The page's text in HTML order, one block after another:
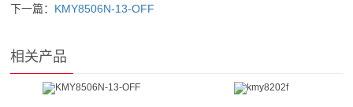
下一篇： KMY8506N-13-OFF
相关产品